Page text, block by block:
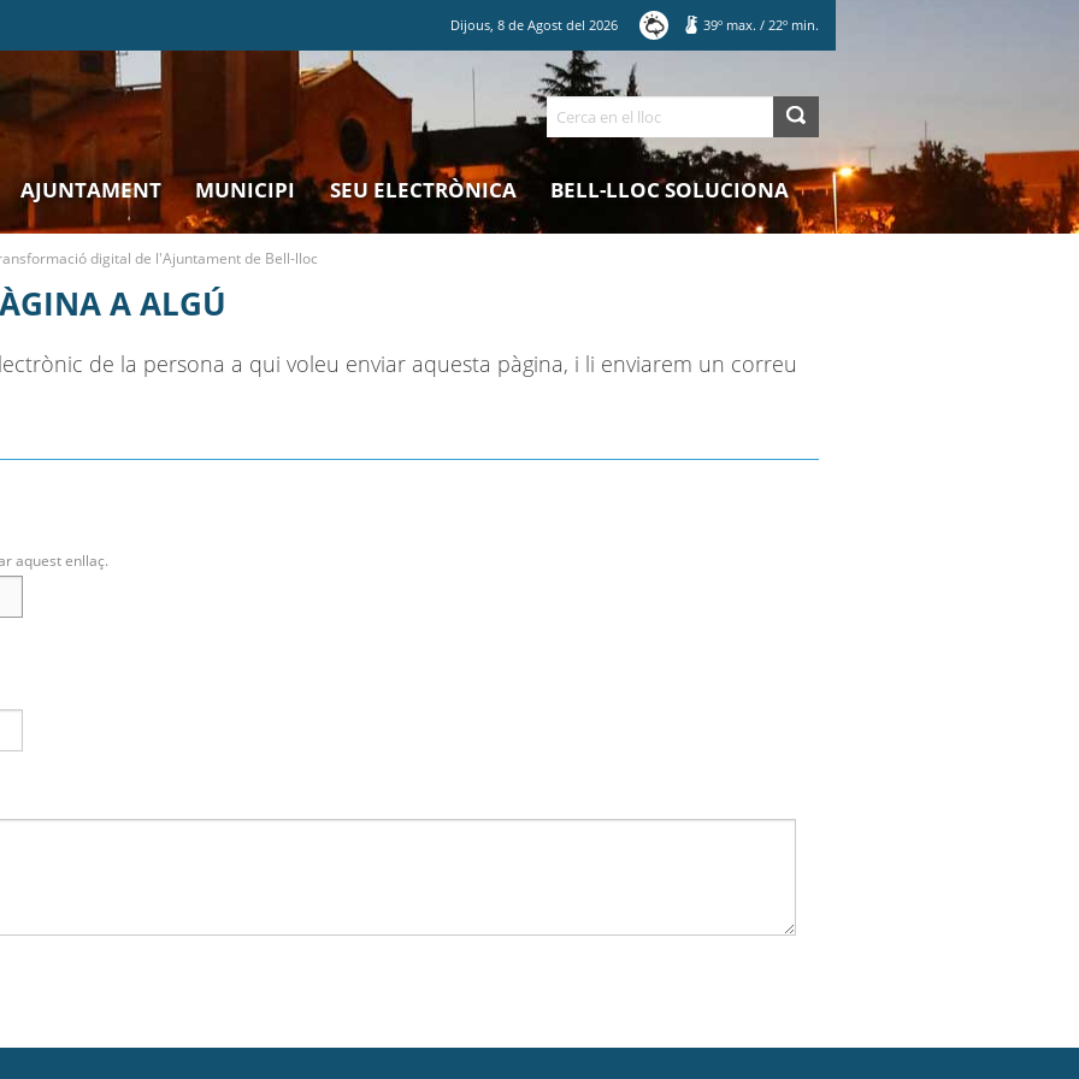
Dijous,8 deAgost del2026 39º max. / 22º min.
Cerca
AJUNTAMENT MUNICIPI SEU ELECTRÒNICA BELL-LLOC SOLUCIONA
digital de l'Ajuntament de Bell-lloc
A ALGÚ
de la persona a qui voleu enviar aquesta pàgina, i li enviarem un correu
aquest enllaç.